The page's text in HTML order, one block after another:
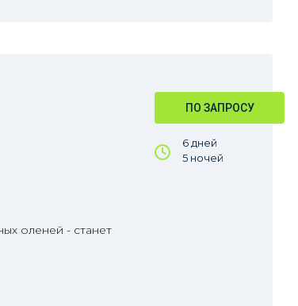
ПО ЗАПРОСУ
6 дней
5 ночей
оленей - станет